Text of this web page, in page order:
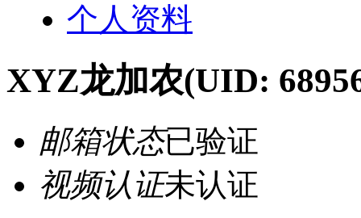
个人资料
XYZ龙加农(UID:
邮箱状态已验证
视频认证未认证